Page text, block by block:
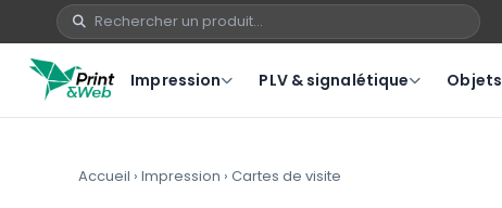
Impression PLV & signalétique
Accueil › Impression › Cartes de visite